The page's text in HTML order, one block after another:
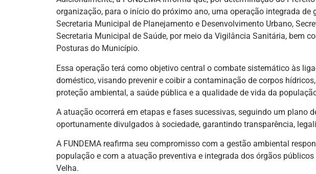
organização, para o início do próximo ano, uma operação integrada de
Secretaria Municipal de Planejamento e Desenvolvimento Urbano,
Secretaria Municipal de Saúde, por meio da Vigilância Sanitária, bem
Posturas do Município.
Essa operação terá como objetivo central o combate sistemático às
doméstico, visando prevenir e coibir a contaminação de corpos
proteção ambiental, a saúde pública e a qualidade de vida da
A atuação ocorrerá em etapas e fases sucessivas, seguindo um plano
oportunamente divulgados à sociedade, garantindo transparência,
A FUNDEMA reafirma seu compromisso com a gestão ambiental
população e com a atuação preventiva e integrada dos órgãos
Velha.